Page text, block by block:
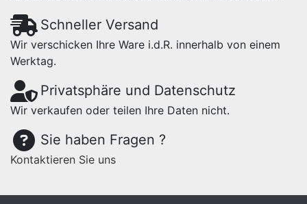
Schneller Versand
Wir verschicken Ihre Ware i.d.R. innerhalb von einem
Werktag.
Privatsphäre und Datenschutz
Wir verkaufen oder teilen Ihre Daten nicht.
Sie haben Fragen ?
Kontaktieren Sie uns